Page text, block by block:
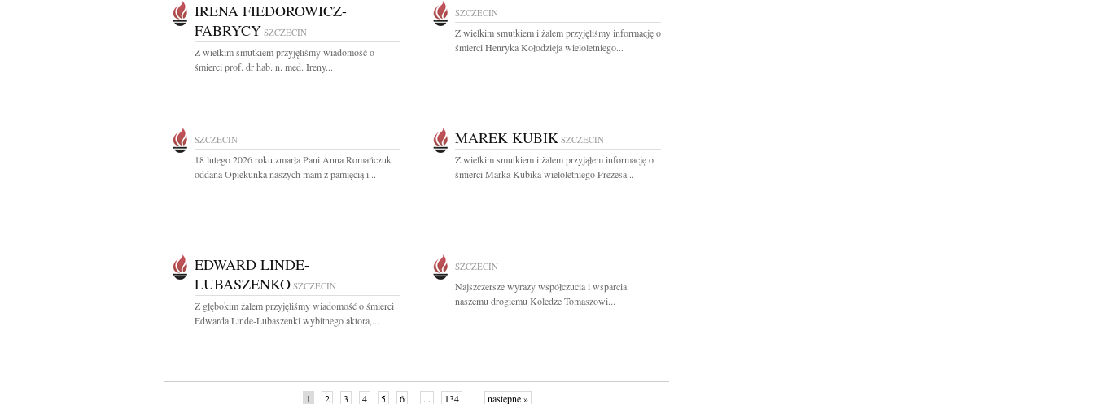
IRENA FIEDOROWICZ-
FABRYCY SZCZECIN
Z wielkim smutkiem przyjęliśmy wiadomość o
śmierci prof. dr hab. n. med. Ireny...
SZCZECIN
Z wielkim smutkiem i żalem przyjęliśmy informację o
śmierci Henryka Kołodzieja wieloletniego...
SZCZECIN
18 lutego 2026 roku zmarła Pani Anna Romańczuk
oddana Opiekunka naszych mam z pamięcią i...
MAREK KUBIK SZCZECIN
Z wielkim smutkiem i żalem przyjąłem informację o
śmierci Marka Kubika wieloletniego Prezesa...
EDWARD LINDE-
LUBASZENKO SZCZECIN
Z głębokim żalem przyjęliśmy wiadomość o śmierci
Edwarda Linde-Lubaszenki wybitnego aktora,...
SZCZECIN
Najszczersze wyrazy współczucia i wsparcia
naszemu drogiemu Koledze Tomaszowi...
1 2 3 4 5 6 ... 134 następne »